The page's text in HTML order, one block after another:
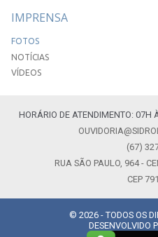
IMPRENSA
FOTOS
NOTÍCIAS
VÍDEOS
HORÁRIO DE ATENDIMENTO: 07H
(67)
RUA SÃO PAULO, 964 -
CEP
© 2026 - TODOS OS
DESENVOLVIDO